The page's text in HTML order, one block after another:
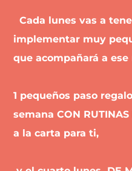
Cada lunes vas a
implementar muy
que acompañará a
​​1 pequeños paso
semana CON RUTINAS
a la carta para ti,